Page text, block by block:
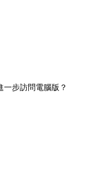
步訪問電腦版？